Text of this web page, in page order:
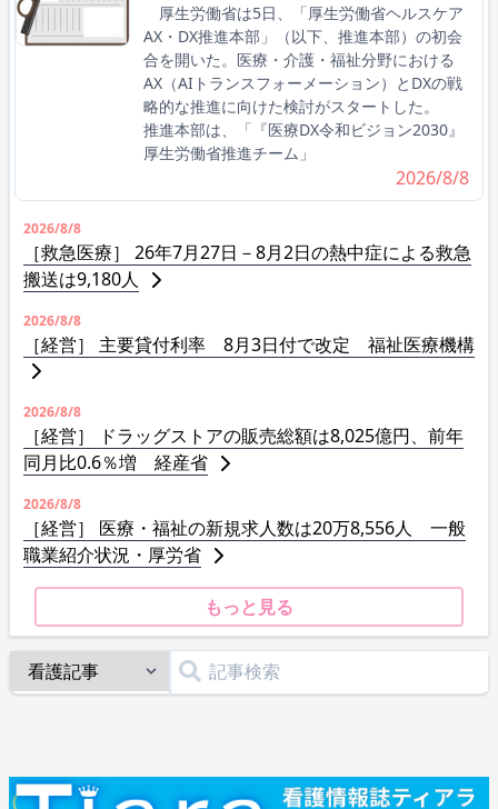
厚生労働省は5日、「厚生労働省ヘルスケア
AX・DX推進本部」（以下、推進本部）の初会
合を開いた。医療・介護・福祉分野における
AX（AIトランスフォーメーション）とDXの戦
略的な推進に向けた検討がスタートした。
推進本部は、「『医療DX令和ビジョン2030』
厚生労働省推進チーム」
2026/8/8
2026/8/8
［救急医療］ 26年7月27日－8月2日の熱中症による救急
搬送は9,180人
2026/8/8
［経営］ 主要貸付利率 8月3日付で改定 福祉医療機構
2026/8/8
［経営］ ドラッグストアの販売総額は8,025億円、前年
同月比0.6％増 経産省
2026/8/8
［経営］ 医療・福祉の新規求人数は20万8,556人 一般
職業紹介状況・厚労省
もっと見る